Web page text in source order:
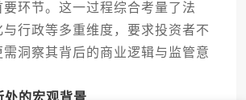
环节。这一过程综合考量了法
行政等多重维度，要求投资者不
洞察其背后的商业逻辑与监管意
处的宏观背景